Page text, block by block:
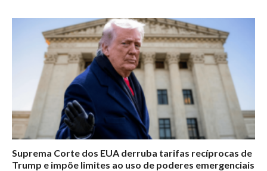
Suprema Corte dos EUA derruba tarifas recíprocas de
Trump e impõe limites ao uso de poderes emergenciais